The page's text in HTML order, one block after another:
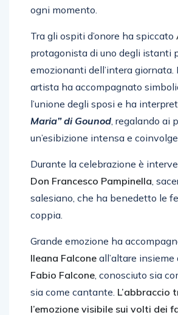
ogni momento.
Tra gli ospiti d’onore ha spiccato
protagonista di uno degli istanti
emozionanti dell’intera giornata.
artista ha accompagnato
l’unione degli sposi e ha
Maria” di Gounod, regalando ai
un’esibizione intensa e
Durante la celebrazione è
Don Francesco Pampinella,
salesiano, che ha benedetto le
coppia.
Grande emozione ha
Ileana Falcone all’altare
Fabio Falcone, conosciuto sia
sia come cantante. L’abbraccio
l’emozione visibile sui volti dei